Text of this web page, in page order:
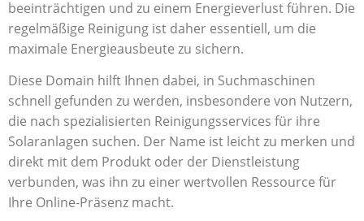
beeinträchtigen und zu einem Energieverlust führen. Die
regelmäßige Reinigung ist daher essentiell, um die
maximale Energieausbeute zu sichern.
Diese Domain hilft Ihnen dabei, in Suchmaschinen
schnell gefunden zu werden, insbesondere von Nutzern,
die nach spezialisierten Reinigungsservices für ihre
Solaranlagen suchen. Der Name ist leicht zu merken und
direkt mit dem Produkt oder der Dienstleistung
verbunden, was ihn zu einer wertvollen Ressource für
Ihre Online-Präsenz macht.